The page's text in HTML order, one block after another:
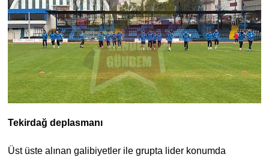
Tekirdağ deplasmanı
Üst üste alınan galibiyetler ile grupta lider konumda